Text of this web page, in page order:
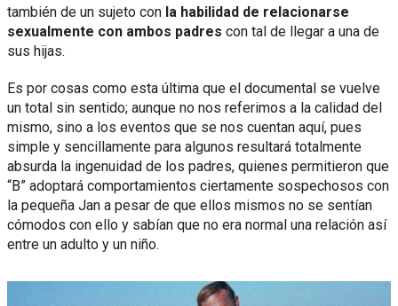
también de un sujeto con la habilidad de relacionarse
sexualmente con ambos padres con tal de llegar a una de
sus hijas.
Es por cosas como esta última que el documental se vuelve
un total sin sentido; aunque no nos referimos a la calidad del
mismo, sino a los eventos que se nos cuentan aquí, pues
simple y sencillamente para algunos resultará totalmente
absurda la ingenuidad de los padres, quienes permitieron que
“B” adoptará comportamientos ciertamente sospechosos con
la pequeña Jan a pesar de que ellos mismos no se sentían
cómodos con ello y sabían que no era normal una relación así
entre un adulto y un niño.